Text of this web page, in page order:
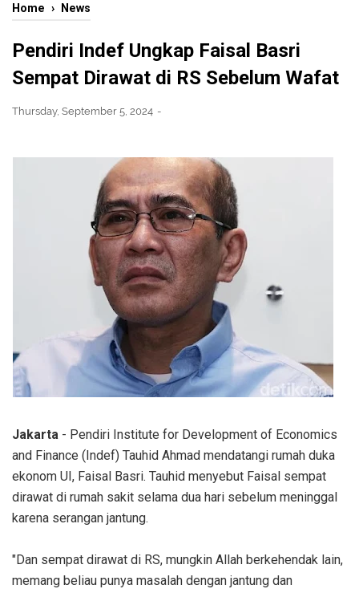
Home › News
Pendiri Indef Ungkap Faisal Basri
Sempat Dirawat di RS Sebelum Wafat
Thursday, September 5, 2024
Jakarta - Pendiri Institute for Development of Economics
and Finance (Indef) Tauhid Ahmad mendatangi rumah duka
ekonom UI, Faisal Basri. Tauhid menyebut Faisal sempat
dirawat di rumah sakit selama dua hari sebelum meninggal
karena serangan jantung.
"Dan sempat dirawat di RS, mungkin Allah berkehendak lain,
memang beliau punya masalah dengan jantung dan